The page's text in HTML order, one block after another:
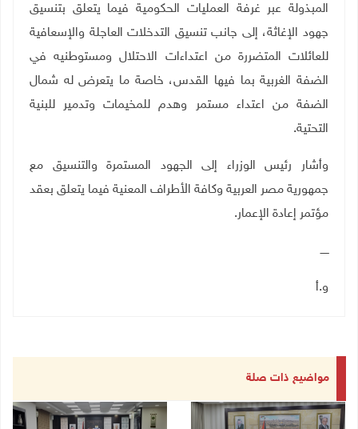
المبذولة عبر غرفة العمليات الحكومية فيما يتعلق بتنسيق
جهود الإغاثة، إلى جانب تنسيق التدخلات العاجلة والإسعافية
للعائلات المتضررة من اعتداءات الاحتلال ومستوطنيه في
الضفة الغربية بما فيها القدس، خاصة ما يتعرض له شمال
الضفة من اعتداء مستمر وهدم للمخيمات وتدمير للبنية
التحتية.
وأشار رئيس الوزراء إلى الجهود المستمرة والتنسيق مع
جمهورية مصر العربية وكافة الأطراف المعنية فيما يتعلق بعقد
مؤتمر إعادة الإعمار.
ـــــ
و.أ
مواضيع ذات صلة